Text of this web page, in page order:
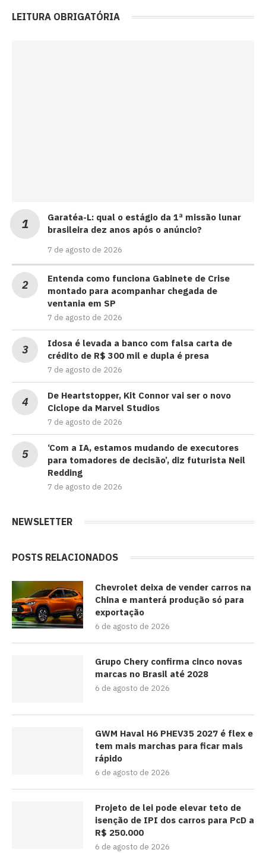
LEITURA OBRIGATÓRIA
Garatéa-L: qual o estágio da 1ª missão lunar
brasileira dez anos após o anúncio?
7 de agosto de 2026
Entenda como funciona Gabinete de Crise
montado para acompanhar chegada de
ventania em SP
7 de agosto de 2026
Idosa é levada a banco com falsa carta de
crédito de R$ 300 mil e dupla é presa
7 de agosto de 2026
De Heartstopper, Kit Connor vai ser o novo
Ciclope da Marvel Studios
7 de agosto de 2026
‘Com a IA, estamos mudando de executores
para tomadores de decisão’, diz futurista Neil
Redding
7 de agosto de 2026
NEWSLETTER
POSTS RELACIONADOS
Chevrolet deixa de vender carros na
China e manterá produção só para
exportação
6 de agosto de 2026
Grupo Chery confirma cinco novas
marcas no Brasil até 2028
6 de agosto de 2026
GWM Haval H6 PHEV35 2027 é flex e
tem mais marchas para ficar mais
rápido
6 de agosto de 2026
Projeto de lei pode elevar teto de
isenção de IPI dos carros para PcD a
R$ 250.000
6 de agosto de 2026